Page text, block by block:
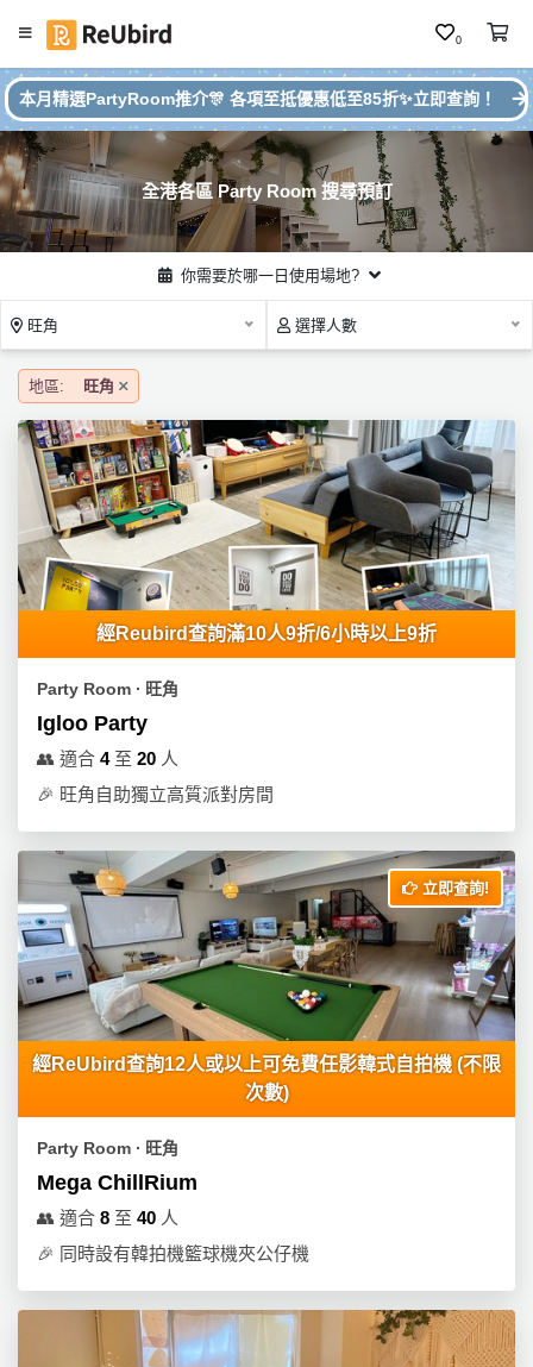
0
繁
中
E
N
登
註
冊
服
產
品
分
r
R
o
m
到
會
美
食
色
蛋
糕
束
搞
P
a
r
t
y
朋
會
慶
日
動
攻
略
活
動
會
員
會
知
件
#
本
月
P
ar
ty
R
o
推
介
本月精選PartyRoom推介🎊 各項至抵優惠低至85折✨立即查詢！
全港各區 Party Room 搜尋預訂
你需要於哪一日使用場地?
旺角 選擇人數
地區: 旺角
經Reubird查詢滿10人9折/6小時以上9折
Party Room ∙ 旺角
Igloo Party
👥 適合 4至 20 人
🎉 旺角自助獨立高質派對房間
立即查詢!
經ReUbird查詢12人或以上可免費任影韓式自拍機 (不限
次數)
Party Room ∙ 旺角
Mega ChillRium
👥 適合 8 至 40 人
🎉 同時設有韓拍機籃球機夾公仔機